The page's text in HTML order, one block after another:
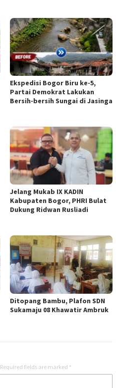
Ekspedisi Bogor Biru ke-5,
Partai Demokrat Lakukan
Bersih-bersih Sungai di Jasinga
Jelang Mukab IX KADIN
Kabupaten Bogor, PHRI Bulat
Dukung Ridwan Rusliadi
Ditopang Bambu, Plafon SDN
Sukamaju 08 Khawatir Ambruk
Required fields are marked *